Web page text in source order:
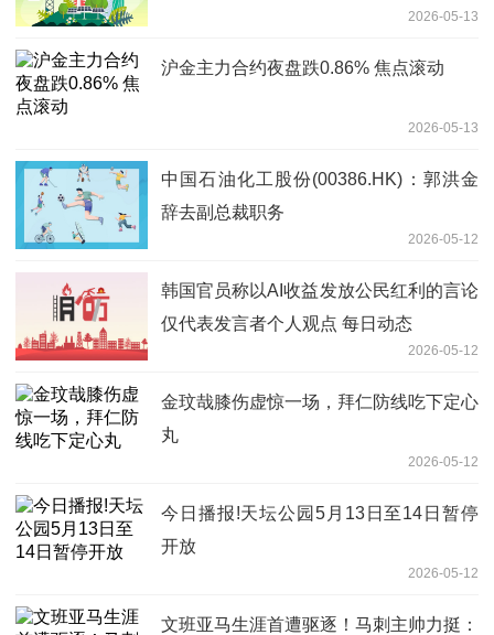
2026-05-13
沪金主力合约夜盘跌0.86% 焦点滚动
2026-05-13
中国石油化工股份(00386.HK)：郭洪金
辞去副总裁职务
2026-05-12
韩国官员称以AI收益发放公民红利的言论
仅代表发言者个人观点 每日动态
2026-05-12
金玟哉膝伤虚惊一场，拜仁防线吃下定心
丸
2026-05-12
今日播报!天坛公园5月13日至14日暂停
开放
2026-05-12
文班亚马生涯首遭驱逐！马刺主帅力挺：